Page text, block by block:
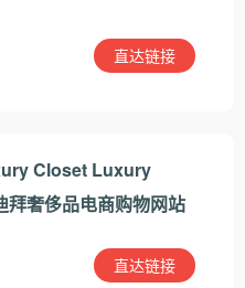
直达链接
Closet Luxury
拜奢侈品电商购物网站
直达链接